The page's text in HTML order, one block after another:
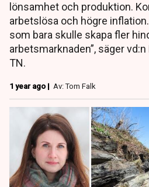
lönsamhet och produktion.
arbetslösa och högre
som bara skulle skapa fler
arbetsmarknaden”, säger vd:n
TN.
1 year ago | Av: Tom Falk